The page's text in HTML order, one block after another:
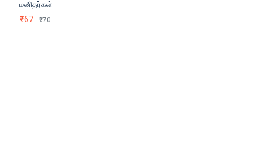
மனிதர்கள்
₹67 ₹70